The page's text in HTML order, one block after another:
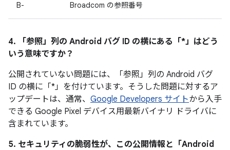
B- Broadcom の参照番号
4. 「参照」 列の Android バグ ID の横にある「*」はどう
いう意味ですか？
公開されていない問題には、「参照」列の Android バグ
ID の横に「*」を付けています。そうした問題に対するア
ップデートは、通常、 Google Developers サイトから入手
できる Google Pixel デバイス用最新バイナリ ドライバに
含まれています。
5. セキュリティの脆弱性が、この公開情報と「Android